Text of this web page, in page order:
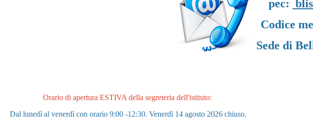
pec:
Codice
Sede di
Orario di apertura ESTIVA della segreteria dell'istituto:
Dal lunedì al venerdì con orario 9:00 -12:30. Venerdì 14 agosto 2026 chiuso.